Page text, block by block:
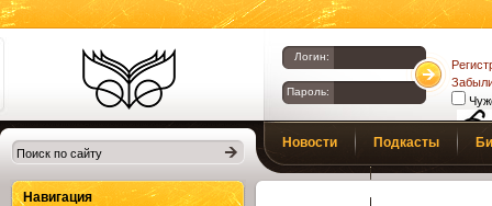
Библиотеки
Клина. Клинская
ЦБС.
Логин:
Пароль:
Новости Подкасты
Навигация